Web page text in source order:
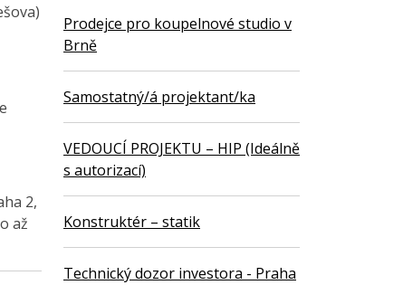
2,
až
Prodejce pro koupelnové studio v
Brně
Samostatný/á projektant/ka
VEDOUCÍ PROJEKTU – HIP (Ideálně
s autorizací)
Konstruktér – statik
Technický dozor investora - Praha